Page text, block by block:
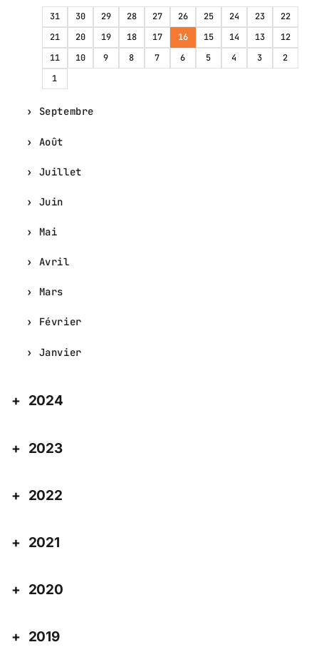
31 30 29 28 27 26 25 24 23
22
21
20 19 18 17 16 15 14 13
12
11
10 9 8 7 6 5 4 3
2
1
Septembre
Août
Juillet
Juin
Mai
Avril
Mars
Février
Janvier
2024
2023
2022
2021
2020
2019